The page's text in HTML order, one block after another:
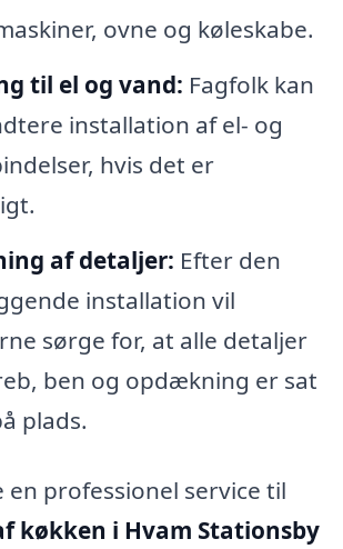
ovne og køleskabe.
til el og vand: Fagfolk kan
installation af el- og
hvis det er
af detaljer: Efter den
installation vil
sørge for, at alle detaljer
ben og opdækning er sat
plads.
en professionel service til
køkken i Hvam Stationsby